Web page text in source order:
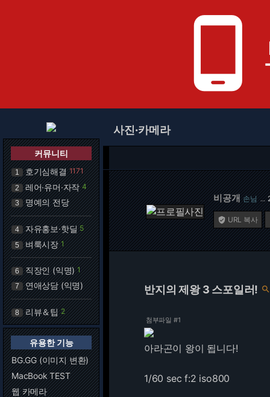
phone_android
커뮤니티
1 호기심해결 1171
2 레어·유머·자작 4
3 명예의 전당
4 자유홍보·핫딜 5
5 벼룩시장 1
6 직장인 (익명) 1
7 연애상담 (익명)
8 리뷰＆팁 2
유용한 기능
BG.GG (이미지 변환)
MacBook TEST
웹 카메라
사진·카메라
비공개 손님 …
 URL 복사
반지의 제왕 3 스포일러!
첨부파일 #1
아라곤이 왕이 됩니다!
1/60 sec f:2 iso800